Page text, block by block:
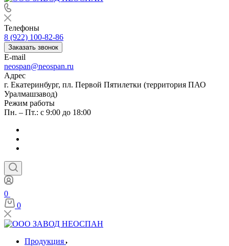
Телефоны
8 (922) 100-82-86
Заказать звонок
E-mail
neospan@neospan.ru
Адрес
г. Екатеринбург, пл. Первой Пятилетки (территория ПАО
Уралмашзавод)
Режим работы
Пн. – Пт.: с 9:00 до 18:00
0
0
Продукция